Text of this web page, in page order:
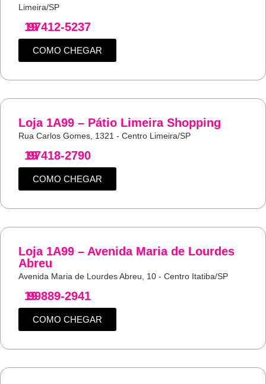
Limeira/SP
19
97412-5237
COMO CHEGAR
Loja 1A99 – Pátio Limeira Shopping
Rua Carlos Gomes, 1321 - Centro Limeira/SP
19
97418-2790
COMO CHEGAR
Loja 1A99 – Avenida Maria de Lourdes
Abreu
Avenida Maria de Lourdes Abreu, 10 - Centro Itatiba/SP
19
99889-2941
COMO CHEGAR